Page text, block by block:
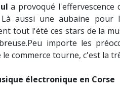
a provoqué l'effervescence
aussi une aubaine pour
tout l'été ces stars de la
importe les
commerce tourne, c'est la
électronique en Corse